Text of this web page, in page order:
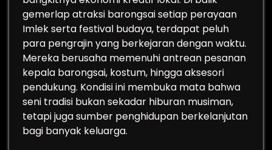
gemerlap atraksi barongsai setiap perayaan
Imlek serta festival budaya, terdapat peluh
para pengrajin yang berkejaran dengan waktu.
Mereka berusaha memenuhi antrean pesanan
kepala barongsai, kostum, hingga aksesori
pendukung. Kondisi ini membuka mata bahwa
seni tradisi bukan sekadar hiburan musiman,
tetapi juga sumber penghidupan berkelanjutan
bagi banyak keluarga.